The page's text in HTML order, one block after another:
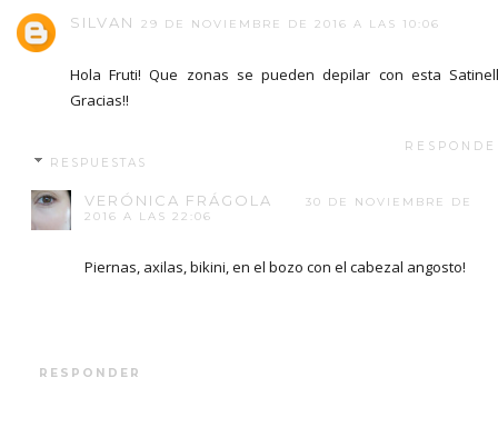
SILVAN 29 DE NOVIEMBRE DE 2016 A LAS 10:06
Hola Fruti! Que zonas se pueden depilar con esta
Gracias!!
RESPUESTAS
VERÓNICA FRÁGOLA
30 DE NOVIEMBRE DE
2016 A LAS 22:06
Piernas, axilas, bikini, en el bozo con el cabezal angosto!
RESPONDER